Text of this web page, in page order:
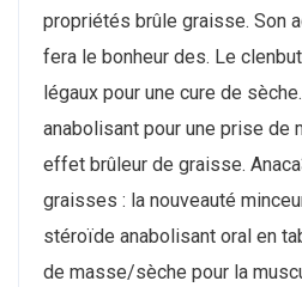
propriétés brûle graisse. Son
fera le bonheur des. Le
légaux pour une cure de
anabolisant pour une prise de
effet brûleur de graisse.
graisses : la nouveauté
stéroïde anabolisant oral en
de masse/sèche pour la